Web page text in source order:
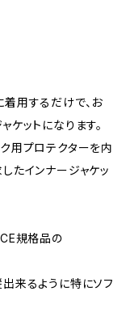
用するだけで、お
ケットになります。
用プロテクターを内
たインナージャケッ
規格品の
来るように特にソフ